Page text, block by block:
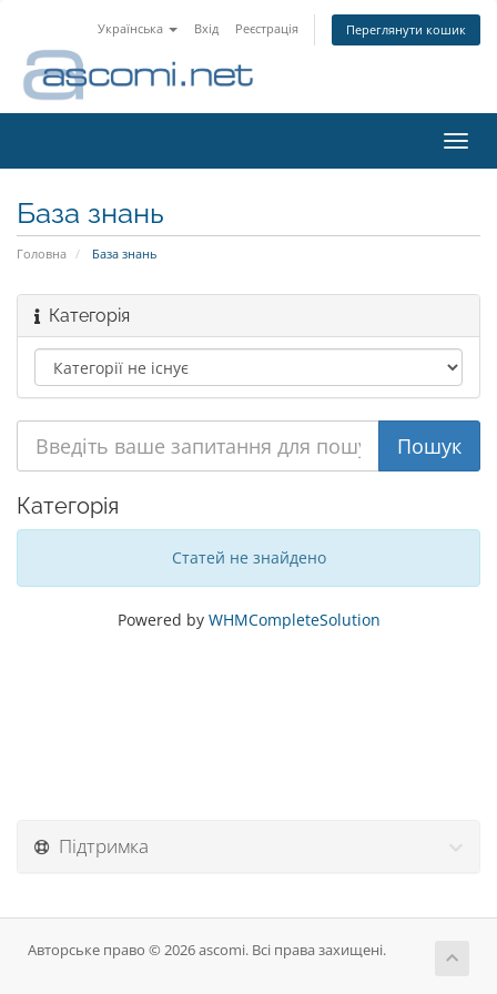
Українська Вхід Реєстрація Переглянути кошик
База знань
Головна База знань
Категорія
Категорія
Статей не знайдено
Powered by WHMCompleteSolution
Підтримка
Авторське право © 2026 ascomi. Всі права захищені.